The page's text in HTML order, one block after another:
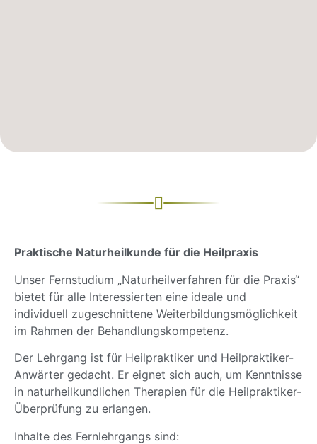
Praktische Naturheilkunde für die Heilpraxis
Unser Fernstudium „Naturheilverfahren für die Praxis“
bietet für alle Interessierten eine ideale und
individuell zugeschnittene Weiterbildungsmöglichkeit
im Rahmen der Behandlungskompetenz.
Der Lehrgang ist für Heilpraktiker und Heilpraktiker-
Anwärter gedacht. Er eignet sich auch, um Kenntnisse
in naturheilkundlichen Therapien für die Heilpraktiker-
Überprüfung zu erlangen.
Inhalte des Fernlehrgangs sind: